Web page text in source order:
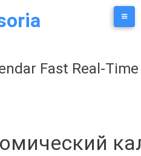
Fast Real-